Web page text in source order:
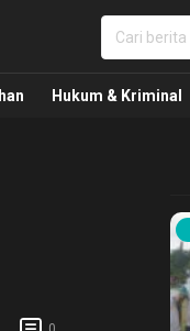
dan Nasional
Hukum & Kriminal